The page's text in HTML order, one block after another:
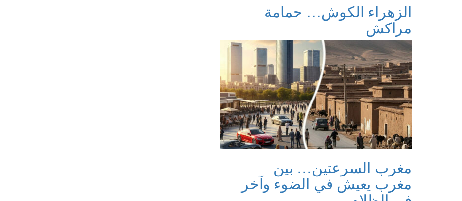
الزهراء الكوش… حمامة
مراكش
مغرب السرعتين… بين
مغرب يعيش في الضوء وآخر